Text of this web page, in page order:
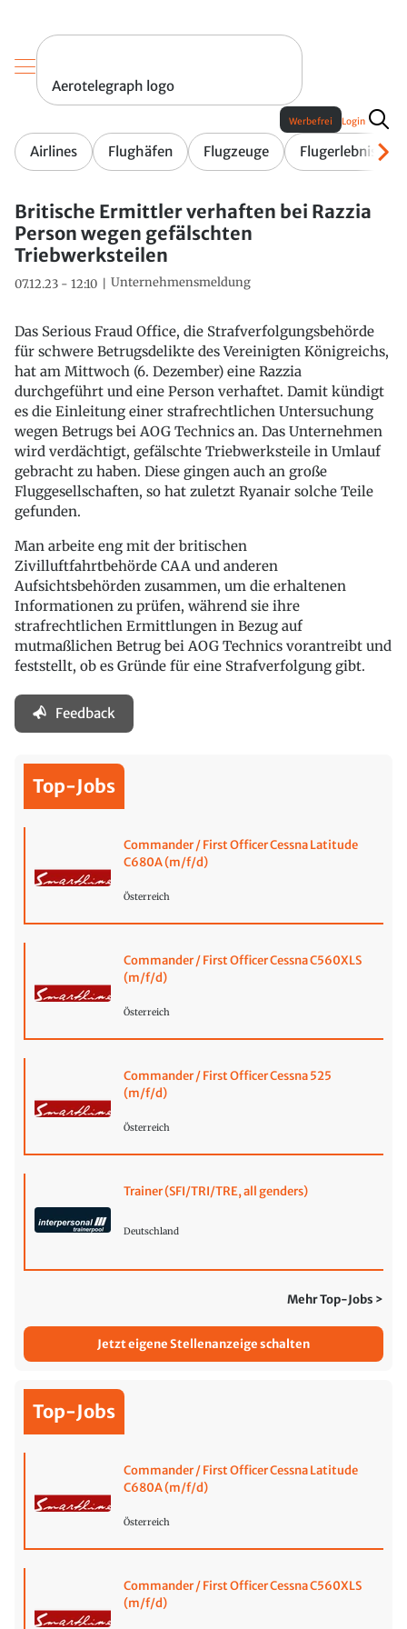
Aerotelegraph logo
Airlines Flughäfen Flugzeuge Flugerlebnis
Werbefrei Login
Britische Ermittler verhaften bei Razzia
Person wegen gefälschten
Triebwerksteilen
07.12.23 - 12:10 Unternehmensmeldung
Das Serious Fraud Office, die Strafverfolgungsbehörde
für schwere Betrugsdelikte des Vereinigten Königreichs,
hat am Mittwoch (6. Dezember) eine Razzia
durchgeführt und eine Person verhaftet. Damit kündigt
es die Einleitung einer strafrechtlichen Untersuchung
wegen Betrugs bei AOG Technics an. Das Unternehmen
wird verdächtigt, gefälschte Triebwerksteile in Umlauf
gebracht zu haben. Diese gingen auch an große
Fluggesellschaften, so hat zuletzt Ryanair solche Teile
gefunden.
Man arbeite eng mit der britischen
Zivilluftfahrtbehörde CAA und anderen
Aufsichtsbehörden zusammen, um die erhaltenen
Informationen zu prüfen, während sie ihre
strafrechtlichen Ermittlungen in Bezug auf
mutmaßlichen Betrug bei AOG Technics vorantreibt und
feststellt, ob es Gründe für eine Strafverfolgung gibt.
Feedback
Top-Jobs
Commander / First Officer Cessna Latitude
C680A (m/f/d)
Österreich
Commander / First Officer Cessna C560XLS
(m/f/d)
Österreich
Commander / First Officer Cessna 525
(m/f/d)
Österreich
Trainer (SFI/TRI/TRE, all genders)
Deutschland
Mehr Top-Jobs >
Jetzt eigene Stellenanzeige schalten
Top-Jobs
Commander / First Officer Cessna Latitude
C680A (m/f/d)
Österreich
Commander / First Officer Cessna C560XLS
(m/f/d)